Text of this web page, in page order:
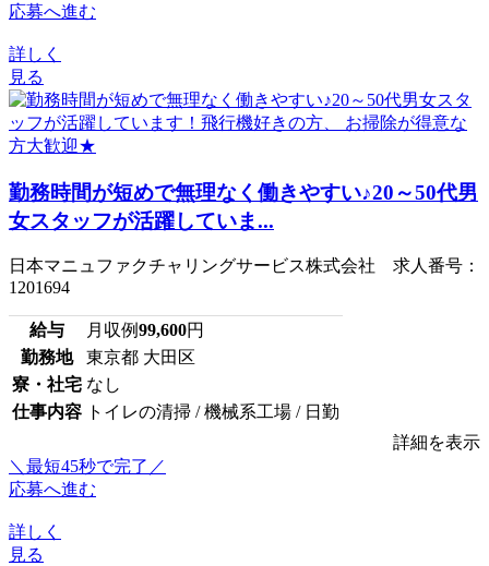
応募へ進む
詳しく
見る
勤務時間が短めで無理なく働きやすい♪20～50代男
女スタッフが活躍していま...
日本マニュファクチャリングサービス株式会社 求人番号：
1201694
給与 月収例99,600円
勤務地
東京都 大田区
寮・社宅 なし
仕事内容 トイレの清掃 / 機械系工場 / 日勤
詳細を表示
＼最短45秒で完了／
応募へ進む
詳しく
見る